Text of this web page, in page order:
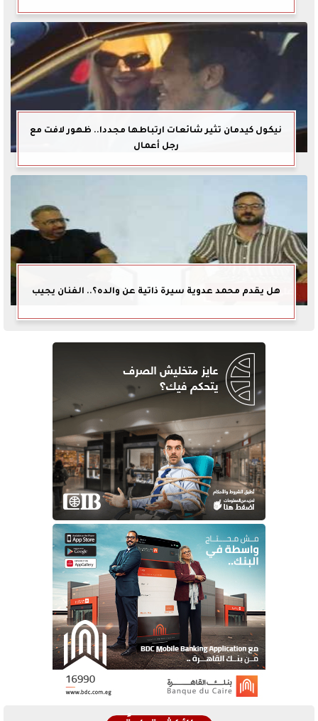
نيكول كيدمان تثير شائعات ارتباطها مجددا.. ظهور لافت مع
رجل أعمال
هل يقدم محمد عدوية سيرة ذاتية عن والده؟.. الفنان يجيب